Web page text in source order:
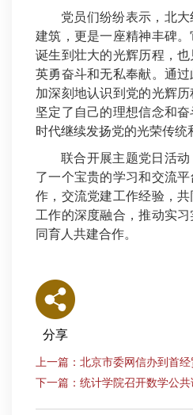
党员们纷纷表示，北
建筑，更是一座精神丰碑
诞生到壮大的光辉历程，
英勇奋斗和无私奉献。通
加深刻地认识到党的光辉
坚定了自己的理想信念和
时代继续发扬党的光荣传统
联合开展主题党日活
了一个宝贵的学习和交流
作，交流党建工作经验，
工作的深度融合，推动实
同育人共建合作。
分享
上一篇：北京市委网信办到首
下一篇：统计学院召开数学公